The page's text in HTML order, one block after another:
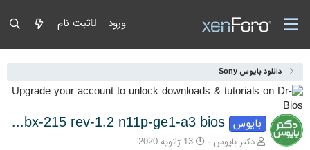
ورود ثبت نام
دانلود بایوس Sony
بایوس sony pcg-81112m m930 mbx-215 rev-1.2 n11p-ge1-a3 bios
آغازگر گفتمان
دکتر بایوس تاریخ شروع
13 ژانویه 2020